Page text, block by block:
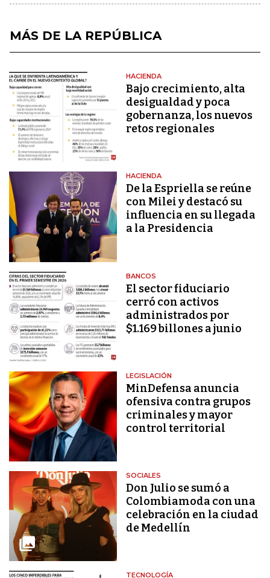
MÁS DE LA REPÚBLICA
HACIENDA
Bajo crecimiento, alta
desigualdad y poca
gobernanza, los nuevos
retos regionales
HACIENDA
De la Espriella se reúne
con Milei y destacó su
influencia en su llegada
a la Presidencia
BANCOS
El sector fiduciario
cerró con activos
administrados por
$1.169 billones a junio
LEGISLACIÓN
MinDefensa anuncia
ofensiva contra grupos
criminales y mayor
control territorial
SOCIALES
Don Julio se sumó a
Colombiamoda con una
celebración en la ciudad
de Medellín
TECNOLOGÍA